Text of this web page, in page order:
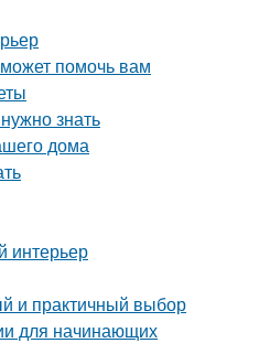
помочь вам
знать
дома
интерьер
и практичный выбор
для начинающих